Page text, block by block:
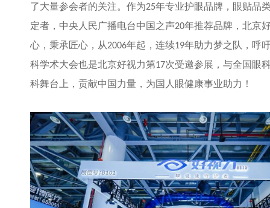
了大量参会者的关注。作为25年专业护眼品牌，眼贴品
定者，中央人民广播电台中国之声20年推荐品牌，北京
心，秉承匠心，从2006年起，连续19年助力梦之队，呼
科学术大会也是北京好视力第17次受邀参展，与全国眼
科舞台上，贡献中国力量，为国人眼健康事业助力！